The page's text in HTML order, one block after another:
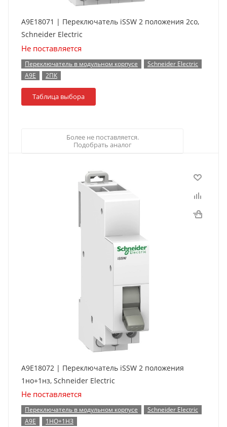
A9E18071 | Переключатель iSSW 2 положения 2co,
Schneider Electric
Не поставляется
Переключатель в модульном корпусе
Schneider Electric
A9E
2ПК
Таблица выбора
Более не поставляется.
Подобрать аналог
A9E18072 | Переключатель iSSW 2 положения
1но+1нз, Schneider Electric
Не поставляется
Переключатель в модульном корпусе
Schneider Electric
A9E
1НО+1НЗ